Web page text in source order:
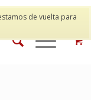
de vuelta para